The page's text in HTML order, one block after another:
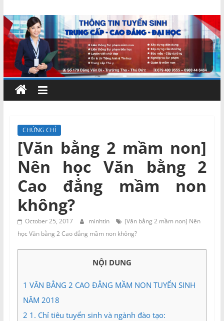
to
content
Chứng
chỉ
ngắn
hạn
–
MIENNAM
Education
Đào
và
Tư
vấn
CHỨNG CHỈ
[Văn bằng 2 mầm non]
Nên học Văn bằng 2
Cao đẳng mầm non
không?
October 25, 2017 minhtin
[Văn bằng 2 mầm non] Nên
học Văn bằng 2 Cao đẳng mầm non không?
NỘI DUNG
1 VĂN BẰNG 2 CAO ĐẲNG MẦM NON TUYỂN SINH
NĂM 2018
2 1. Chỉ tiêu tuyển sinh và ngành đào tạo: